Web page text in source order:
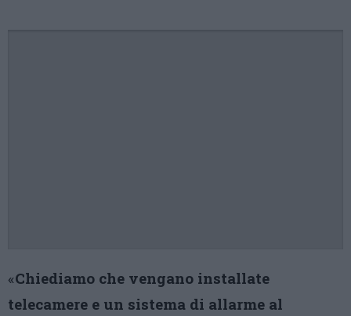
«Chiediamo che vengano installate
telecamere e un sistema di allarme al